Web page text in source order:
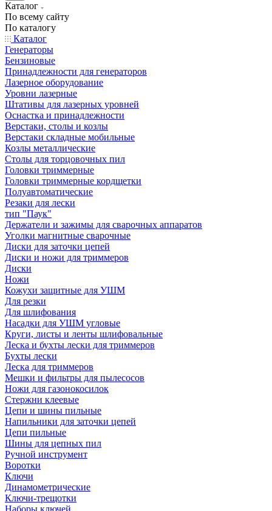
Каталог
По всему сайту
По каталогу
Каталог
Генераторы
Бензиновые
Принадлежности для генераторов
Лазерное оборудование
Уровни лазерные
Штативы для лазерных уровней
Оснастка и принадлежности
Верстаки, столы и козлы
Верстаки складные мобильные
Козлы металлические
Столы для торцовочных пил
Головки триммерные
Головки триммерные кордщетки
Полуавтоматические
Резаки для лески
тип "Паук"
Держатели и зажимы для сварочных аппаратов
Уголки магнитные сварочные
Диски для заточки цепей
Диски и ножи для триммеров
Диски
Ножи
Кожухи защитные для УШМ
Для резки
Для шлифования
Насадки для УШМ угловые
Круги, листы и ленты шлифовальные
Леска и бухты лески для триммеров
Бухты лески
Леска для триммеров
Мешки и фильтры для пылесосов
Ножи для газонокосилок
Стержни клеевые
Цепи и шины пильные
Напильники для заточки цепей
Цепи пильные
Шины для цепных пил
Ручной инструмент
Воротки
Ключи
Динамометрические
Ключи-трещотки
Наборы ключей